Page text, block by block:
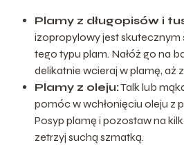
Plamy z długopisów i
izopropylowy jest skutecznym
tego typu plam. Nałóż go na
delikatnie wcieraj w plamę, aż
Plamy z oleju:Talk lub
pomóc w wchłonięciu oleju z
Posyp plamę i pozostaw na
zetrzyj suchą szmatką.